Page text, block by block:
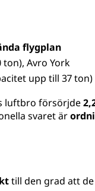
flygplan
ton), Avro York
upp till 37 ton)
luftbro försörjde
svaret är
till den grad att